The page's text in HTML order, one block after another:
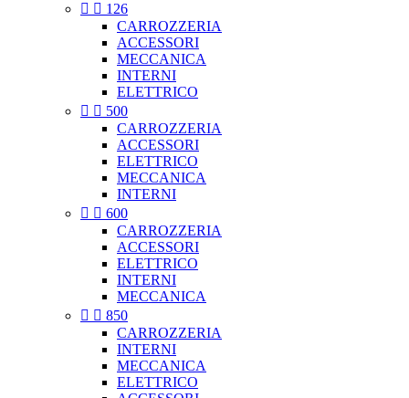
  126
CARROZZERIA
ACCESSORI
MECCANICA
INTERNI
ELETTRICO
  500
CARROZZERIA
ACCESSORI
ELETTRICO
MECCANICA
INTERNI
  600
CARROZZERIA
ACCESSORI
ELETTRICO
INTERNI
MECCANICA
  850
CARROZZERIA
INTERNI
MECCANICA
ELETTRICO